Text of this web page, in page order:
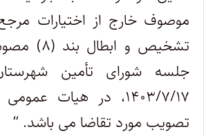
موصوف خارج از اختیارات
تشخیص و
جلسه شورای تأمین
۱۴۰۳/۷/۱۷، در هیات
تصویب مورد تقاضا می باشد. “